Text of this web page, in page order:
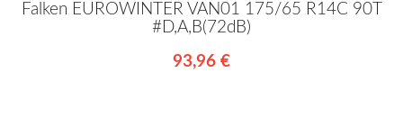
Falken EUROWINTER VAN01 175/65 R14C 90T
#D,A,B(72dB)
93,96 €